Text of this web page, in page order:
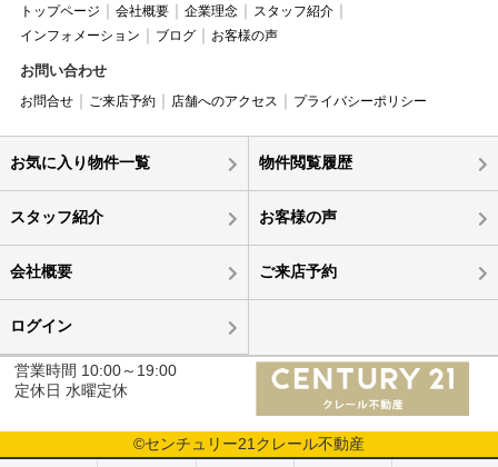
トップページ 会社概要 企業理念
スタッフ紹介
インフォメーション
ブログ お客様の声
お問い合わせ
お問合せ ご来店予約 店舗へのアクセス プライバシーポリシー
お気に入り物件一覧 物件閲覧履歴
スタッフ紹介 お客様の声
会社概要 ご来店予約
ログイン
営業時間 10:00～19:00
定休日 水曜定休
©センチュリー21クレール不動産